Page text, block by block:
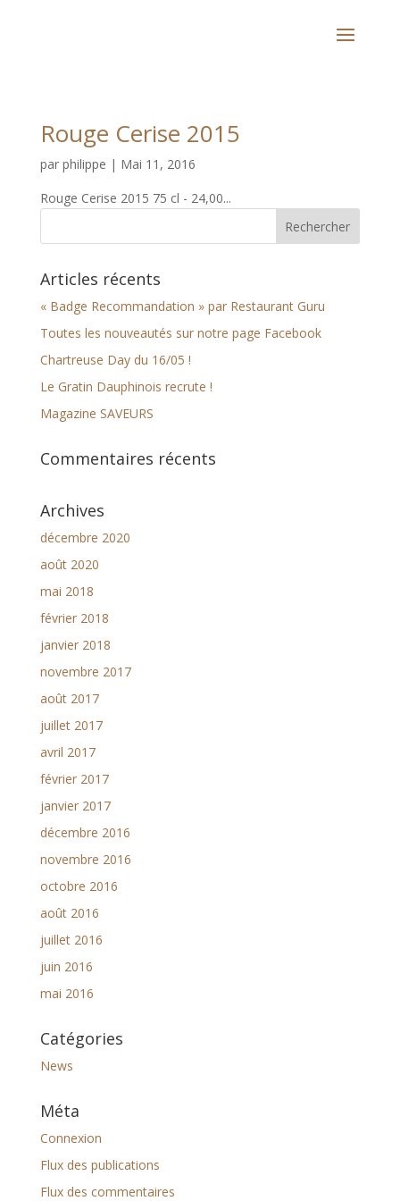
Rouge Cerise 2015
par philippe | Mai 11, 2016
Rouge Cerise 2015 75 cl - 24,00...
Articles récents
« Badge Recommandation » par Restaurant Guru
Toutes les nouveautés sur notre page Facebook
Chartreuse Day du 16/05 !
Le Gratin Dauphinois recrute !
Magazine SAVEURS
Commentaires récents
Archives
décembre 2020
août 2020
mai 2018
février 2018
janvier 2018
novembre 2017
août 2017
juillet 2017
avril 2017
février 2017
janvier 2017
décembre 2016
novembre 2016
octobre 2016
août 2016
juillet 2016
juin 2016
mai 2016
Catégories
News
Méta
Connexion
Flux des publications
Flux des commentaires